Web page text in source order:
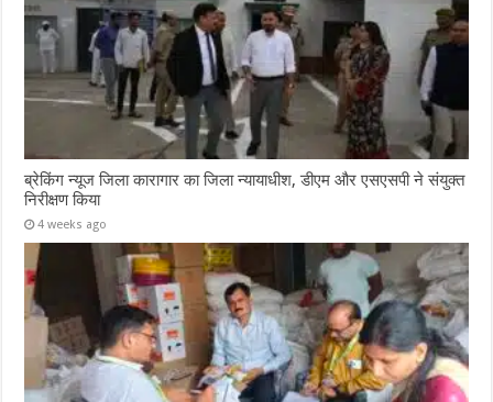
ब्रेकिंग न्यूज जिला कारागार का जिला न्यायाधीश, डीएम और एसएसपी ने संयुक्त
निरीक्षण किया
4 weeks ago